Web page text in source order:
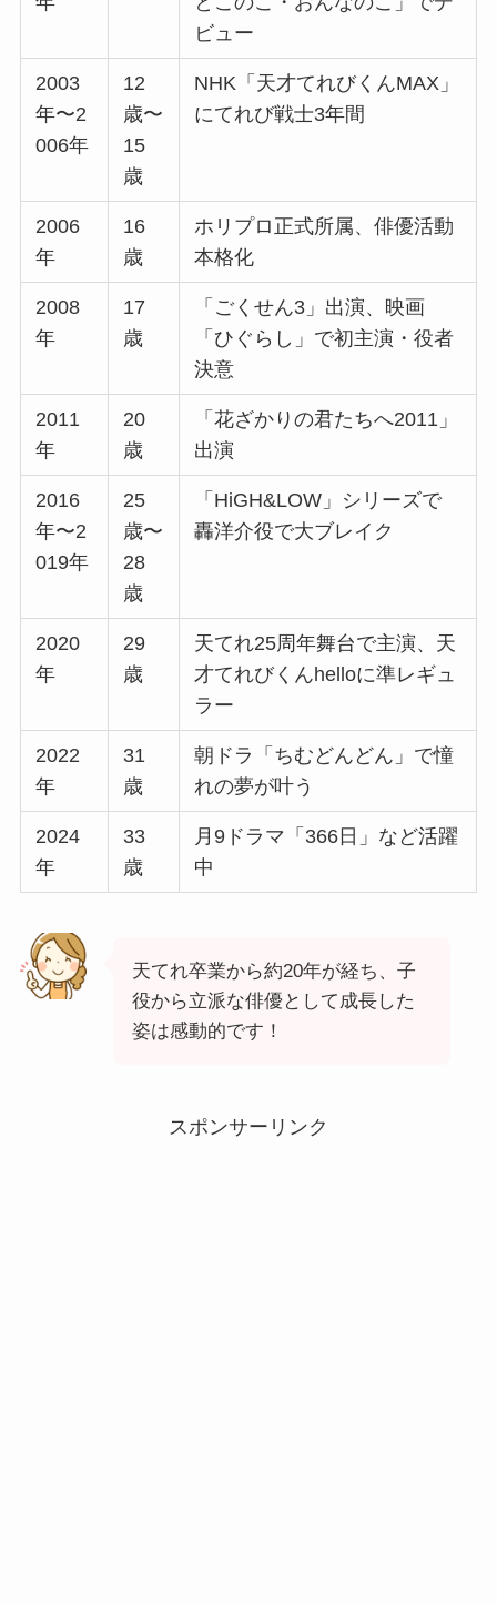
ビュー
2003
年〜2
006年
12
歳〜
15
歳
NHK「天才てれびくんMAX」
にてれび戦士3年間
2006
年
16
歳
ホリプロ正式所属、俳優活動
本格化
2008
年
17
歳
「ごくせん3」出演、映画
「ひぐらし」で初主演・役者
決意
2011
年
20
歳
「花ざかりの君たちへ2011」
出演
2016
年〜2
019年
25
歳〜
28
歳
「HiGH&LOW」シリーズで
轟洋介役で大ブレイク
2020
年
29
歳
天てれ25周年舞台で主演、天
才てれびくんhelloに準レギュ
ラー
2022
年
31
歳
朝ドラ「ちむどんどん」で憧
れの夢が叶う
2024
年
33
歳
月9ドラマ「366日」など活躍
中
天てれ卒業から約20年が経ち、子
役から立派な俳優として成長した
姿は感動的です！
スポンサーリンク